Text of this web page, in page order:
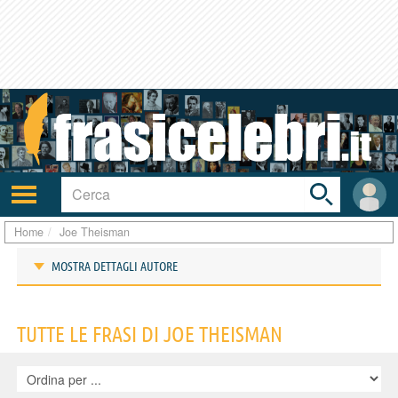
Attiva/disattiva
navigazione
User
area
Toggle
search
bar
Home Joe Theisman
MOSTRA DETTAGLI AUTORE
TUTTE LE FRASI DI JOE THEISMAN